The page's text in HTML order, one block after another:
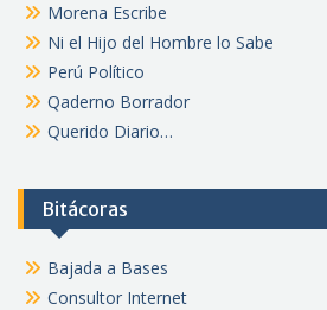
Morena Escribe
Ni el Hijo del Hombre lo Sabe
Perú Político
Qaderno Borrador
Querido Diario…
Bitácoras
Bajada a Bases
Consultor Internet